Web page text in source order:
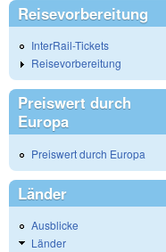
Reisevorbereitung
InterRail-Tickets
Reisevorbereitung
Preiswert durch
Europa
Preiswert durch Europa
Länder
Ausblicke
Länder